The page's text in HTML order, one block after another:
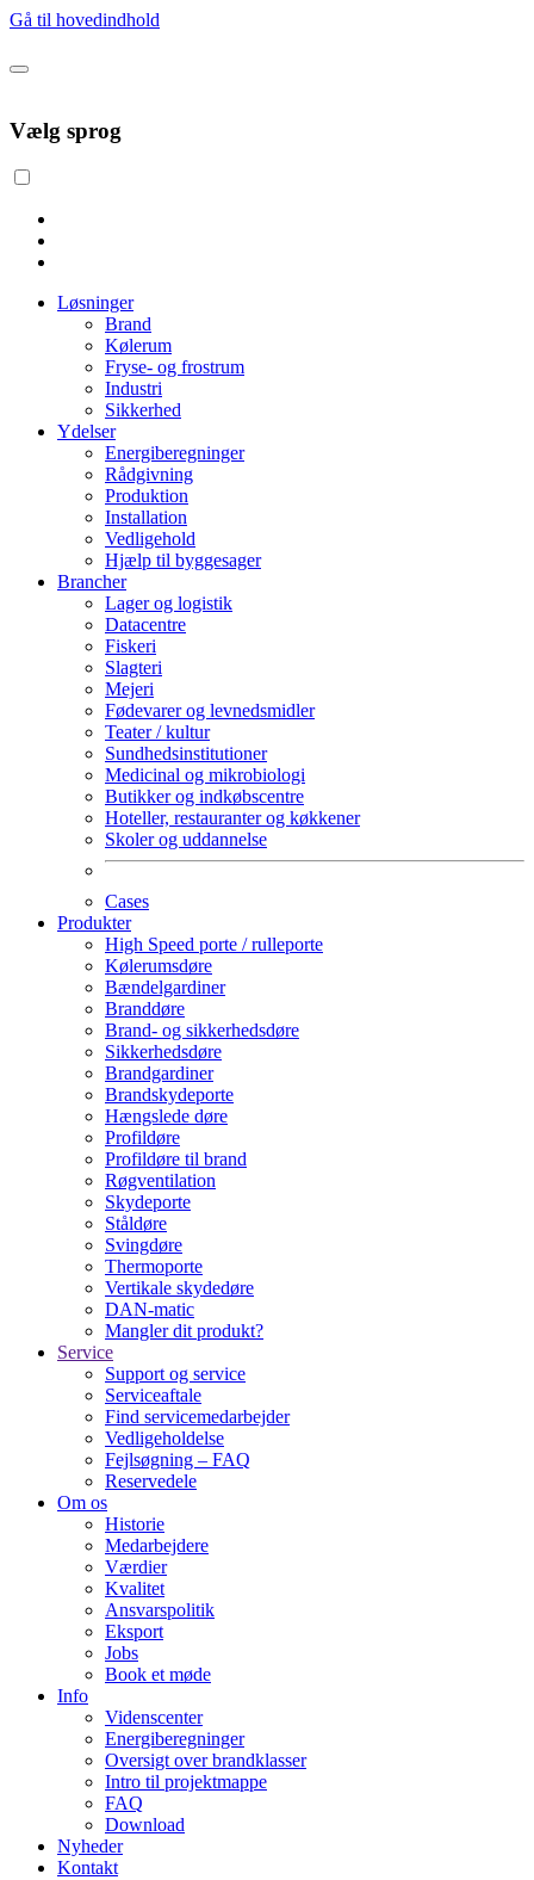
Gå til hovedindhold
Vælg sprog
Løsninger
Brand
Kølerum
Fryse- og frostrum
Industri
Sikkerhed
Ydelser
Energiberegninger
Rådgivning
Produktion
Installation
Vedligehold
Hjælp til byggesager
Brancher
Lager og logistik
Datacentre
Fiskeri
Slagteri
Mejeri
Fødevarer og levnedsmidler
Teater / kultur
Sundhedsinstitutioner
Medicinal og mikrobiologi
Butikker og indkøbscentre
Hoteller, restauranter og køkkener
Skoler og uddannelse
Cases
Produkter
High Speed porte / rulleporte
Kølerumsdøre
Bændelgardiner
Branddøre
Brand- og sikkerhedsdøre
Sikkerhedsdøre
Brandgardiner
Brandskydeporte
Hængslede døre
Profildøre
Profildøre til brand
Røgventilation
Skydeporte
Ståldøre
Svingdøre
Thermoporte
Vertikale skydedøre
DAN-matic
Mangler dit produkt?
Service
Support og service
Serviceaftale
Find servicemedarbejder
Vedligeholdelse
Fejlsøgning – FAQ
Reservedele
Om os
Historie
Medarbejdere
Værdier
Kvalitet
Ansvarspolitik
Eksport
Jobs
Book et møde
Info
Videnscenter
Energiberegninger
Oversigt over brandklasser
Intro til projektmappe
FAQ
Download
Nyheder
Kontakt